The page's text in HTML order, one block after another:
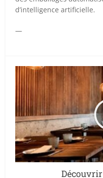
d’intelligence artificielle.
—